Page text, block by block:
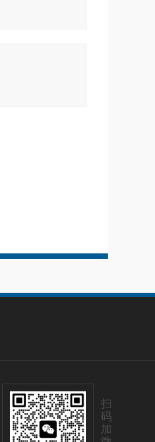
扫
码
加